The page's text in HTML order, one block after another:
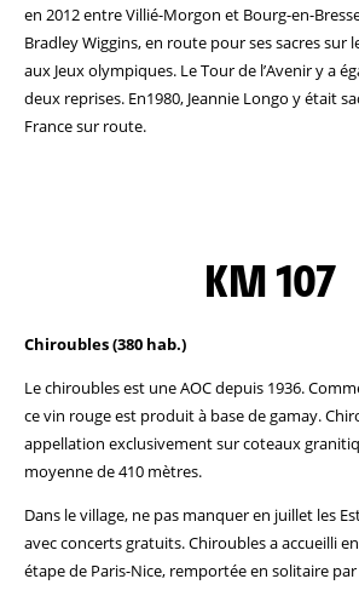
en 2012 entre Villié-Morgon et Bourg-en-
Bradley Wiggins, en route pour ses sacres sur
aux Jeux olympiques. Le Tour de l’Avenir y a
deux reprises. En1980, Jeannie Longo y était
France sur route.
KM 107
Chiroubles (380 hab.)
Le chiroubles est une AOC depuis 1936.
ce vin rouge est produit à base de gamay.
appellation exclusivement sur coteaux
moyenne de 410 mètres.
Dans le village, ne pas manquer en juillet les
avec concerts gratuits. Chiroubles a accueilli en
étape de Paris-Nice, remportée en solitaire